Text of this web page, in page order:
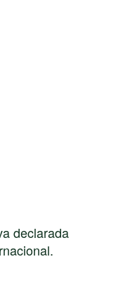
declarada